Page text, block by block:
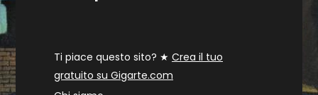
Ti piace questo sito? ★ Crea il tuo
gratuito su Gigarte.com